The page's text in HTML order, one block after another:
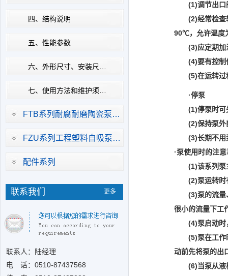
四、结构说明
五、性能参数
六、外形尺寸、安装尺…
七、使用方法和维护须…
FTB系列耐腐耐磨陶瓷泵…
FZU系列工程塑料自吸泵…
配件系列
联系我们 更多
联系人：陆经理
电 话：0510-87437568
(1)调节出口阀
(2)经常检查轴
90℃，允许温度
(3)应定期加注
(4)要有控制低
(5)在运转过程
·停泵
(1)停泵时可先
(2)保持泵外部
(3)长期不用泵
·泵使用时的注
(1)该系列泵主
(2)泵运转时有
(3)泵的流量、
很小的流量下工
(4)泵启动时
(5)泵在工作时
动前先将泵的出
(6)当泵从液槽